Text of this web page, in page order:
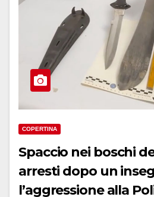
COPERTINA
Spaccio nei boschi
arresti dopo un
l’aggressione alla